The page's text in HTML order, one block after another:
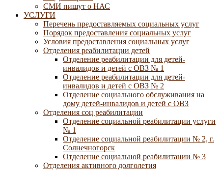
СМИ пишут о НАС
УСЛУГИ
Перечень предоставляемых социальных услуг
Порядок предоставления социальных услуг
Условия предоставления социальных услуг
Отделения реабилитации детей
Отделение реабилитации для детей-
инвалидов и детей с ОВЗ № 1
Отделение реабилитации для детей-
инвалидов и детей с ОВЗ № 2
Отделение социального обслуживания на
дому детей-инвалидов и детей с ОВЗ
Отделения соц реабилитации
Отделение социальной реабилитации услуги
№ 1
Отделение социальной реабилитации № 2, г.
Солнечногорск
Отделение социальной реабилитации № 3
Отделения активного долголетия